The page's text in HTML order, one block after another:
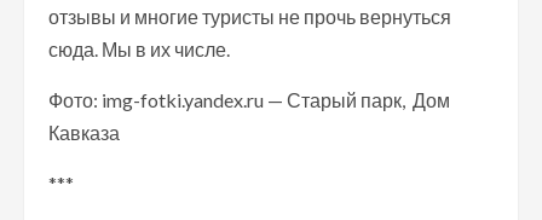
отзывы и многие туристы не прочь вернуться
сюда. Мы в их числе.
Фото: img-fotki.yandex.ru — Старый парк, Дом
Кавказа
***